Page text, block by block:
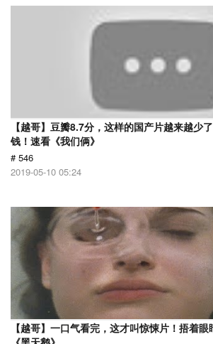
【越哥】豆瓣8.7分，这样的国产片越来越少
钱！速看《我们俩》
# 546
2019-05-10 05:24
【越哥】一口气看完，这才叫惊悚片！捂着